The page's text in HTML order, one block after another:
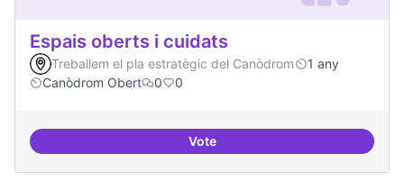
Espais oberts i cuidats
Treballem el pla estratègic del Canòdrom
1 any
Canòdrom Obert
0 0
VoteEspais oberts i cuidats